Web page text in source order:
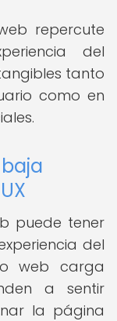
repercute
del
tanto
como en
puede tener
del
web carga
a sentir
la página